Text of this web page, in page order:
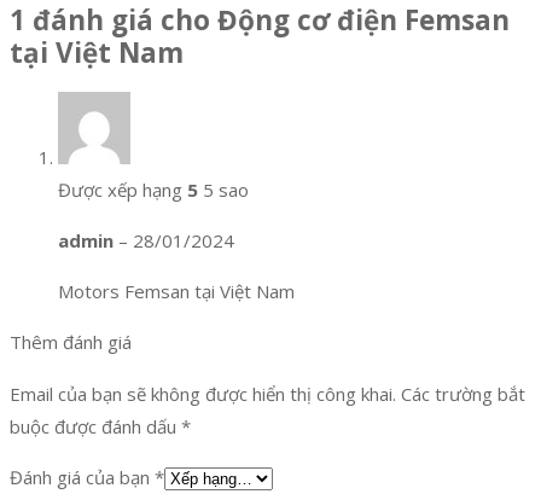
1 đánh giá cho Động cơ điện Femsan
tại Việt Nam
Được xếp hạng 5 5 sao
admin – 28/01/2024
Motors Femsan tại Việt Nam
Thêm đánh giá
Email của bạn sẽ không được hiển thị công khai. Các trường bắt
buộc được đánh dấu *
Đánh giá của bạn *